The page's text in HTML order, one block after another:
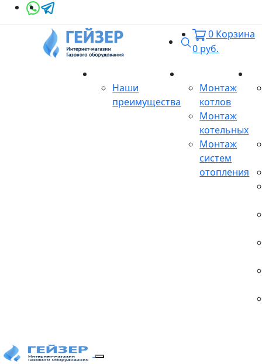
Поиск
0 Корзина
0 руб.
Наши
преимущества
Монтаж
котлов
Монтаж
котельных
Монтаж
систем
отопления